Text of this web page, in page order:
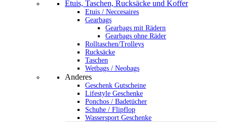
Etuis, Taschen, Rucksäcke und Koffer
Etuis / Neccesaires
Gearbags
Gearbags mit Rädern
Gearbags ohne Räder
Rolltaschen/Trolleys
Rucksäcke
Taschen
Wetbags / Neobags
Anderes
Geschenk Gutscheine
Lifestyle Geschenke
Ponchos / Badetücher
Schuhe / Flipflop
Wassersport Geschenke